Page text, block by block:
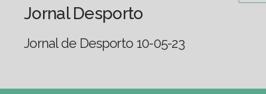
Jornal Desporto
Jornal de Desporto 10-05-23